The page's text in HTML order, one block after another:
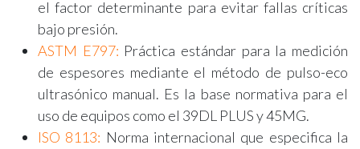
el factor determinante para evitar fallas críticas
bajo presión.
ASTM E797: Práctica estándar para la medición
de espesores mediante el método de pulso-eco
ultrasónico manual. Es la base normativa para el
uso de equipos como el 39DL PLUS y 45MG.
ISO 8113: Norma internacional que especifica la